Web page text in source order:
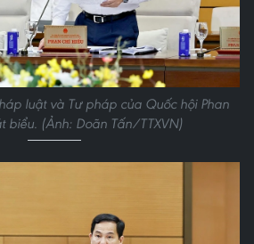
luật và Tư pháp của Quốc hội Phan
biểu. (Ảnh: Doãn Tấn/TTXVN)